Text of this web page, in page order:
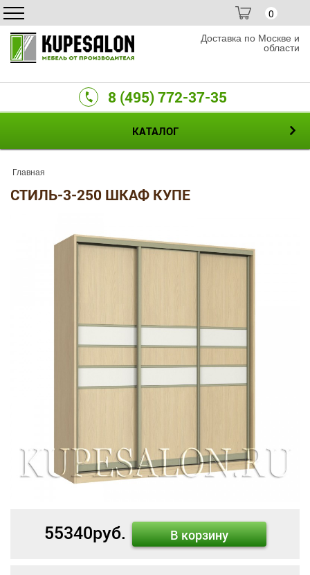
0
Доставка по Москве и
области
8 (495) 772-37-35
КАТАЛОГ
Главная
СТИЛЬ-3-250 ШКАФ КУПЕ
55340руб. В корзину